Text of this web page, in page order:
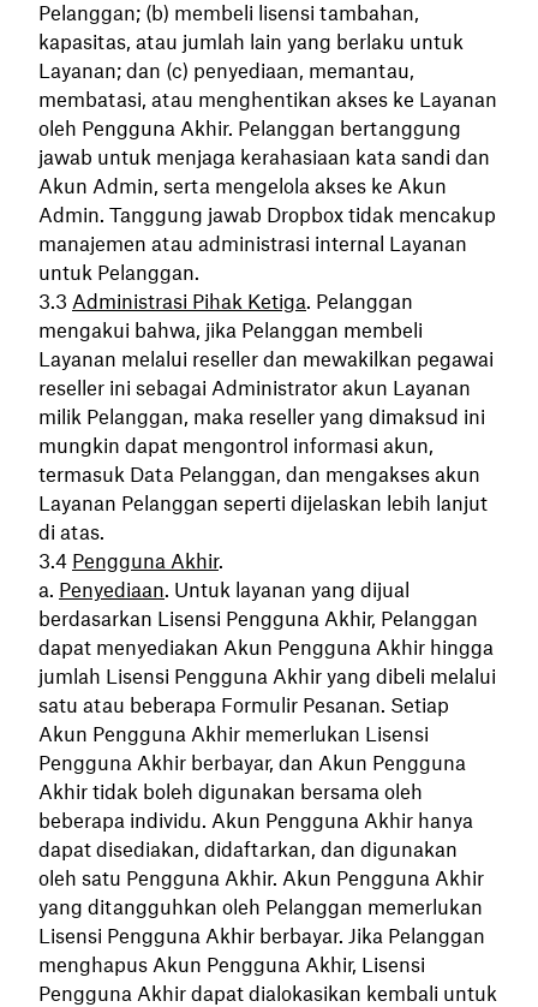
Pelanggan; (b) membeli lisensi tambahan,
kapasitas, atau jumlah lain yang berlaku untuk
Layanan; dan (c) penyediaan, memantau,
membatasi, atau menghentikan akses ke Layanan
oleh Pengguna Akhir. Pelanggan bertanggung
jawab untuk menjaga kerahasiaan kata sandi dan
Akun Admin, serta mengelola akses ke Akun
Admin. Tanggung jawab Dropbox tidak mencakup
manajemen atau administrasi internal Layanan
untuk Pelanggan.
Administrasi Pihak Ketiga. Pelanggan
mengakui bahwa, jika Pelanggan membeli
Layanan melalui reseller dan mewakilkan pegawai
reseller ini sebagai Administrator akun Layanan
milik Pelanggan, maka reseller yang dimaksud ini
mungkin dapat mengontrol informasi akun,
termasuk Data Pelanggan, dan mengakses akun
Layanan Pelanggan seperti dijelaskan lebih lanjut
di atas.
Pengguna Akhir.
Penyediaan. Untuk layanan yang dijual
berdasarkan Lisensi Pengguna Akhir, Pelanggan
dapat menyediakan Akun Pengguna Akhir hingga
jumlah Lisensi Pengguna Akhir yang dibeli melalui
satu atau beberapa Formulir Pesanan. Setiap
Akun Pengguna Akhir memerlukan Lisensi
Pengguna Akhir berbayar, dan Akun Pengguna
Akhir tidak boleh digunakan bersama oleh
beberapa individu. Akun Pengguna Akhir hanya
dapat disediakan, didaftarkan, dan digunakan
oleh satu Pengguna Akhir. Akun Pengguna Akhir
yang ditangguhkan oleh Pelanggan memerlukan
Lisensi Pengguna Akhir berbayar. Jika Pelanggan
menghapus Akun Pengguna Akhir, Lisensi
Pengguna Akhir dapat dialokasikan kembali untuk